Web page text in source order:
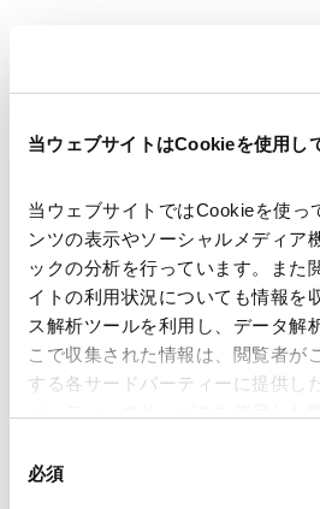
当ウェブサイトはCookieを使用し
当ウェブサイトではCookieを使っ
ンツの表示やソーシャルメディア
ックの分析を行っています。また
イトの利用状況についても情報を
ス解析ツールを利用し、データ解
こで収集された情報は、閲覧者が
する各サードパーティーに提供し
ことがあります。
必須
RELATED
インサイト
SEMINARS
セミナー
ベトナム進出セミナー